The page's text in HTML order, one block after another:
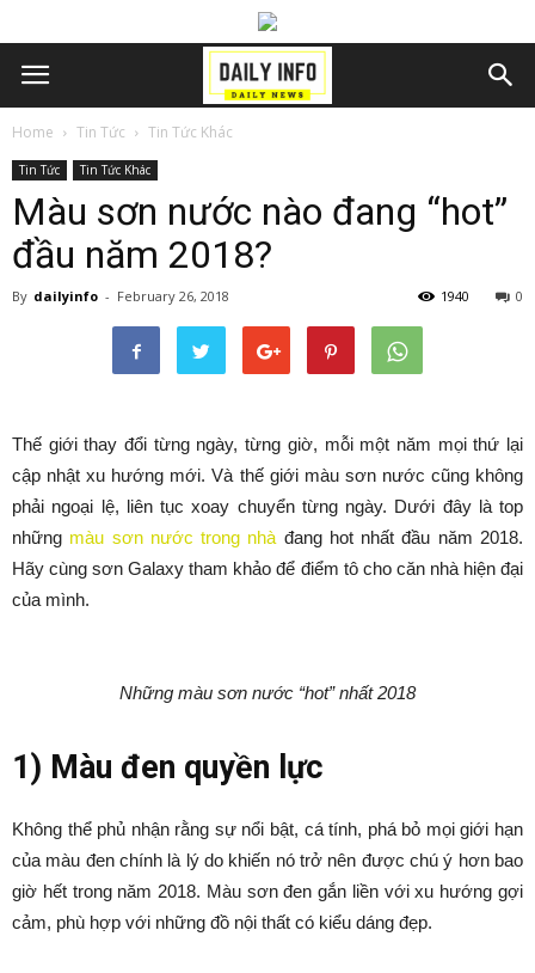
Home Tin Tức Tin Tức Khác
Tin Tức Tin Tức Khác
Màu sơn nước nào đang “hot”
đầu năm 2018?
By dailyinfo - February 26, 2018 0
1940
Thế giới thay đổi từng ngày, từng giờ, mỗi một năm mọi thứ lại
cập nhật xu hướng mới. Và thế giới màu sơn nước cũng không
phải ngoại lệ, liên tục xoay chuyển từng ngày. Dưới đây là top
những màu sơn nước trong nhà đang hot nhất đầu năm 2018.
Hãy cùng sơn Galaxy tham khảo để điểm tô cho căn nhà hiện đại
của mình.
Những màu sơn nước “hot” nhất 2018
1) Màu đen quyền lực
Không thể phủ nhận rằng sự nổi bật, cá tính, phá bỏ mọi giới hạn
của màu đen chính là lý do khiến nó trở nên được chú ý hơn bao
giờ hết trong năm 2018. Màu sơn đen gắn liền với xu hướng gợi
cảm, phù hợp với những đồ nội thất có kiểu dáng đẹp.